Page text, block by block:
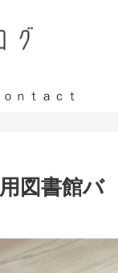
ｏｎｔａｃｔ
図書館バ